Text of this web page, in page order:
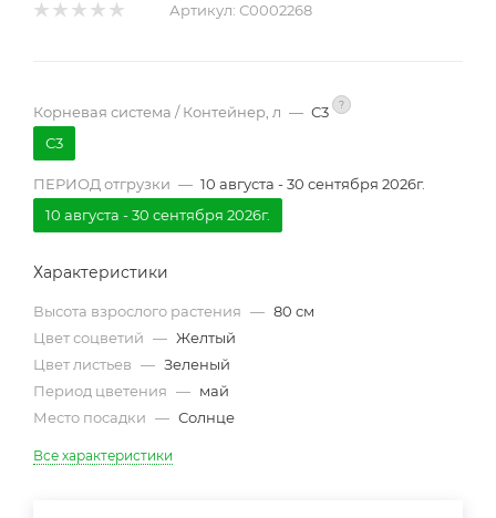
Артикул: С0002268
Корневая система / Контейнер, л — С3 ?
С3
ПЕРИОД отгрузки — 10 августа - 30 сентября 2026г.
10 августа - 30 сентября 2026г.
Характеристики
Высота взрослого растения — 80 см
Цвет соцветий — Желтый
Цвет листьев — Зеленый
Период цветения — май
Место посадки — Солнце
Все характеристики